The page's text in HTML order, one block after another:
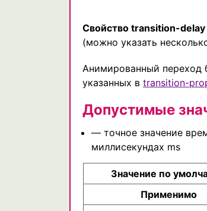
Свойство transition-delay
(можно указать
Анимированный переход
указанных в transition-
Допустимые
— точное значение
миллисекундах ms
Значение по
Применимо